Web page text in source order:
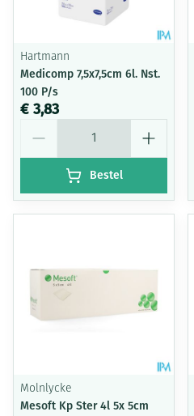
Hartmann
Medicomp 7,5x7,5cm 6l. Nst.
100 P/s
€ 3,83
Bestel
Molnlycke
Mesoft Kp Ster 4l 5x 5cm